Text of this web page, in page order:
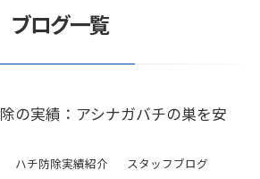
ブログ一覧
の実績：アシナガバチの巣を安
ハチ防除実績紹介 スタッフブログ